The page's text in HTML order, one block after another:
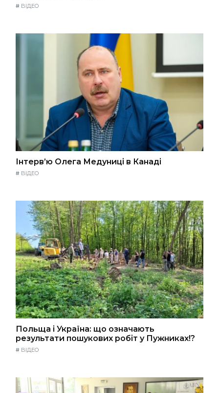
# ВІДЕО
Інтерв’ю Олега Медуниці в Канаді
# ВІДЕО
Польща і Україна: що означають
результати пошукових робіт у Пужниках!?
# ВІДЕО